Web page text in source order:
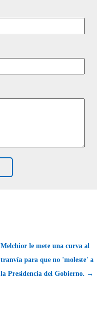
Melchior le mete una curva al
tranvía para que no 'moleste' a
la Presidencia del Gobierno. →